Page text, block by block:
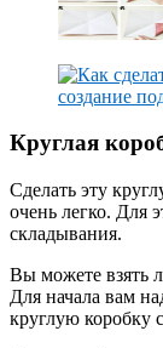
Круглая
Сделать эту
очень легко. Для
складывания.
Вы можете взять
Для начала вам
круглую коробку